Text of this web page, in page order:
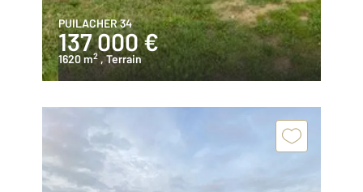
PUILACHER 34
137 000 €
1620 m2 , Terrain